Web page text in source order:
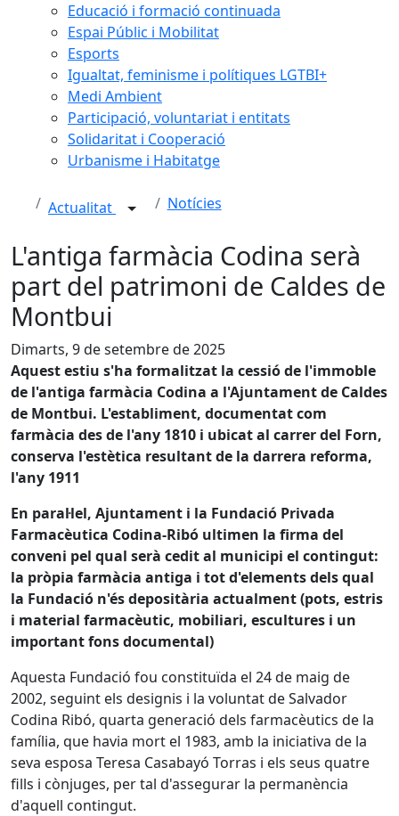
Educació i formació continuada
Espai Públic i Mobilitat
Esports
Igualtat, feminisme i polítiques LGTBI+
Medi Ambient
Participació, voluntariat i entitats
Solidaritat i Cooperació
Urbanisme i Habitatge
Actualitat Notícies
L'antiga farmàcia Codina serà
part del patrimoni de Caldes de
Montbui
Dimarts, 9 de setembre de 2025
Aquest estiu s'ha formalitzat la cessió de l'immoble
de l'antiga farmàcia Codina a l'Ajuntament de Caldes
de Montbui. L'establiment, documentat com
farmàcia des de l'any 1810 i ubicat al carrer del Forn,
conserva l'estètica resultant de la darrera reforma,
l'any 1911
En paral·lel, Ajuntament i la Fundació Privada
Farmacèutica Codina-Ribó ultimen la firma del
conveni pel qual serà cedit al municipi el contingut:
la pròpia farmàcia antiga i tot d'elements dels qual
la Fundació n'és depositària actualment (pots, estris
i material farmacèutic, mobiliari, escultures i un
important fons documental)
Aquesta Fundació fou constituïda el 24 de maig de
2002, seguint els designis i la voluntat de Salvador
Codina Ribó, quarta generació dels farmacèutics de la
família, que havia mort el 1983, amb la iniciativa de la
seva esposa Teresa Casabayó Torras i els seus quatre
fills i cònjuges, per tal d'assegurar la permanència
d'aquell contingut.